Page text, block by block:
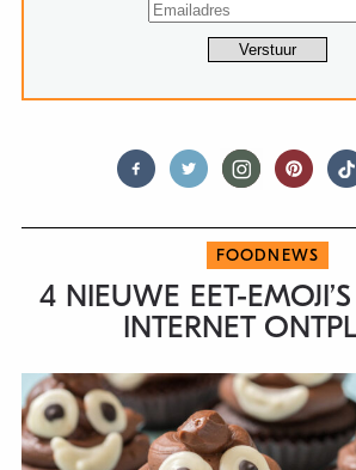
FOODNEWS
4 NIEUWE EET-
INTERNET